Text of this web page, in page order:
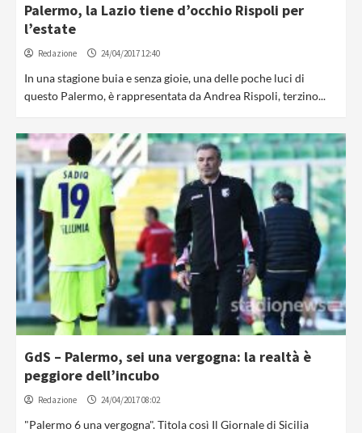
Palermo, la Lazio tiene d’occhio Rispoli per
l’estate
Redazione 24/04/2017 12:40
In una stagione buia e senza gioie, una delle poche luci di
questo Palermo, è rappresentata da Andrea Rispoli, terzino...
GdS – Palermo, sei una vergogna: la realtà è
peggiore dell’incubo
Redazione 24/04/2017 08:02
"Palermo 6 una vergogna". Titola così Il Giornale di Sicilia